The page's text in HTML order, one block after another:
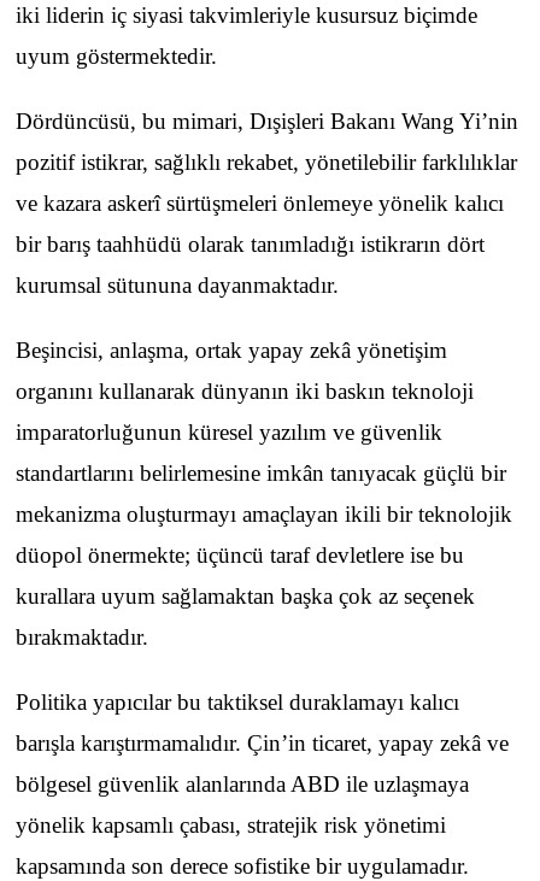
iki liderin iç siyasi takvimleriyle kusursuz biçimde
uyum göstermektedir.
Dördüncüsü, bu mimari, Dışişleri Bakanı Wang Yi’nin
pozitif istikrar, sağlıklı rekabet, yönetilebilir farklılıklar
ve kazara askerî sürtüşmeleri önlemeye yönelik kalıcı
bir barış taahhüdü olarak tanımladığı istikrarın dört
kurumsal sütununa dayanmaktadır.
Beşincisi, anlaşma, ortak yapay zekâ yönetişim
organını kullanarak dünyanın iki baskın teknoloji
imparatorluğunun küresel yazılım ve güvenlik
standartlarını belirlemesine imkân tanıyacak güçlü bir
mekanizma oluşturmayı amaçlayan ikili bir teknolojik
düopol önermekte; üçüncü taraf devletlere ise bu
kurallara uyum sağlamaktan başka çok az seçenek
bırakmaktadır.
Politika yapıcılar bu taktiksel duraklamayı kalıcı
barışla karıştırmamalıdır. Çin’in ticaret, yapay zekâ ve
bölgesel güvenlik alanlarında ABD ile uzlaşmaya
yönelik kapsamlı çabası, stratejik risk yönetimi
kapsamında son derece sofistike bir uygulamadır.